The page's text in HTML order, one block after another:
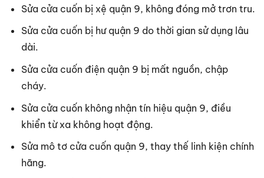
Sửa cửa cuốn bị xệ quận 9, không đóng mở trơn tru.
Sửa cửa cuốn bị hư quận 9 do thời gian sử dụng lâu
dài.
Sửa cửa cuốn điện quận 9 bị mất nguồn, chập
cháy.
Sửa cửa cuốn không nhận tín hiệu quận 9, điều
khiển từ xa không hoạt động.
Sửa mô tơ cửa cuốn quận 9, thay thế linh kiện chính
hãng.